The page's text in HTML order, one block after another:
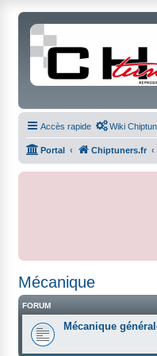
Accès rapide Wiki
Portal Chiptuners.fr
Mécanique
FORUM
Mécanique